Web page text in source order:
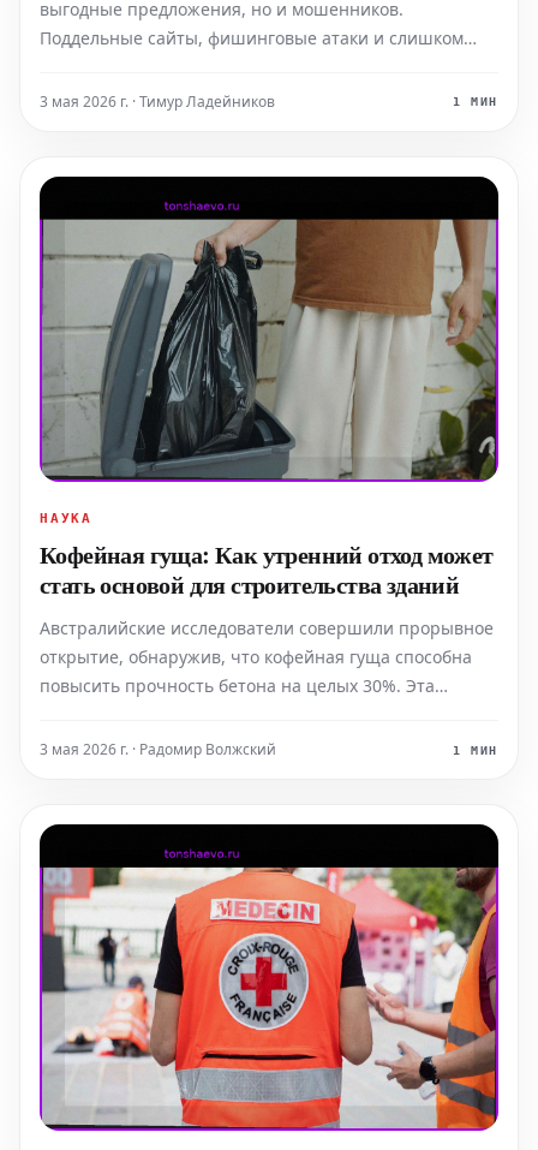
выгодные предложения, но и мошенников.
Поддельные сайты, фишинговые атаки и слишком
часть угроз, которые могут привести к потере ваших
3 мая 2026 г. · Тимур Ладейников 1 МИН
НАУКА
Кофейная гуща: Как утренний отход может
стать основой для строительства зданий
Австралийские исследователи совершили прорывное
открытие, обнаружив, что кофейная гуща способна
повысить прочность бетона на целых 30%. Эта
ключевых глобальных проблем: эффективного
3 мая 2026 г. · Радомир Волжский 1 МИН